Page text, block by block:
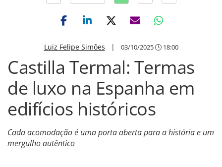
Luiz Felipe Simões | 03/10/2025 18:00
Castilla Termal: Termas
de luxo na Espanha em
edifícios históricos
Cada acomodação é uma porta aberta para a história e um
mergulho autêntico